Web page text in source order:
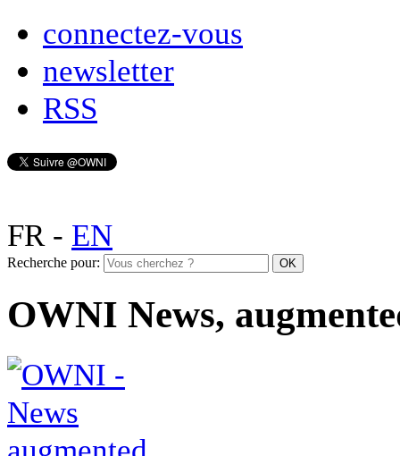
connectez-vous
newsletter
RSS
FR- EN
Recherche pour:
OWNI News,